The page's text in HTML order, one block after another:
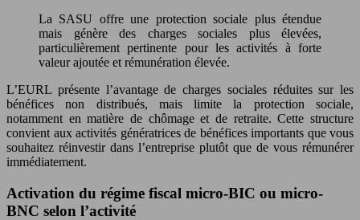
La SASU offre une protection sociale plus étendue
mais génère des charges sociales plus élevées,
particulièrement pertinente pour les activités à forte
valeur ajoutée et rémunération élevée.
L’EURL présente l’avantage de charges sociales réduites sur les
bénéfices non distribués, mais limite la protection sociale,
notamment en matière de chômage et de retraite. Cette structure
convient aux activités génératrices de bénéfices importants que vous
souhaitez réinvestir dans l’entreprise plutôt que de vous rémunérer
immédiatement.
Activation du régime fiscal micro-BIC ou micro-
BNC selon l’activité